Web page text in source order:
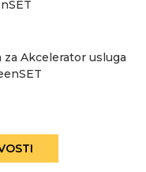
Akcelerator usluga